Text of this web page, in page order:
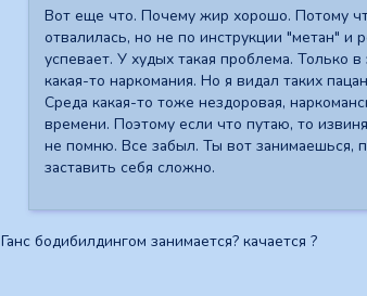
Вот еще что. Почему жир хорошо. Потому
отвалилась, но не по инструкции "метан" и
успевает. У худых такая проблема. Только
какая-то наркомания. Но я видал таких
Среда какая-то тоже нездоровая,
времени. Поэтому если что путаю, то
не помню. Все забыл. Ты вот занимаешься,
заставить себя сложно.
Ганс бодибилдингом занимается? качается ?